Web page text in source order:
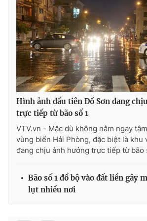
THỜI BÁO VTV
Theo dõi báo trên
Cơ quan chủ quản: Đài Truyền hình Việt
Cơ quan báo chí: Thời báo VTV
Giấy phép hoạt động báo in và báo điện tử
Tổng Biên tập: Vũ Thanh Thủy
Phó Tổng Biên tập:Nguyễn Thị Mỹ Hạnh,
Hình ảnh đầu tiên Đồ Sơn đang
trực tiếp từ bão số 1
VTV.vn - Mặc dù không nằm ngay
vùng biển Hải Phòng, đặc biệt là khu
đang chịu ảnh hưởng trực tiếp từ bão
Bão số 1 đổ bộ vào đất liền gây
lụt nhiều nơi